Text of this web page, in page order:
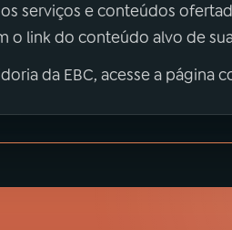
serviços e conteúdos
o link do conteúdo alvo de
da EBC, acesse a página